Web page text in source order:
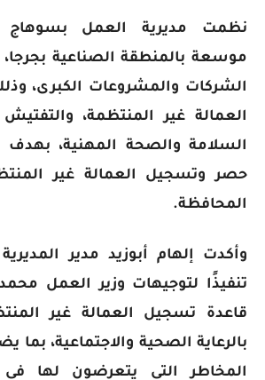
نظمت مديرية العمل بسوهاج
موسعة بالمنطقة الصناعية
الشركات والمشروعات الكبرى،
العمالة غير المنتظمة، والتفتيش
السلامة والصحة المهنية،
حصر وتسجيل العمالة غير
المحافظة.
وأكدت إلهام أبوزيد مدير
تنفيذًا لتوجيهات وزير العمل
قاعدة تسجيل العمالة غير
بالرعاية الصحية والاجتماعية،
المخاطر التي يتعرضون لها